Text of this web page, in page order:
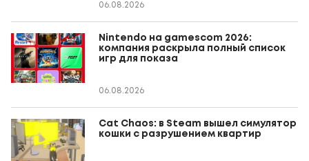
06.08.2026
Nintendo на gamescom 2026:
компания раскрыла полный список
игр для показа
06.08.2026
Cat Chaos: в Steam вышел симулятор
кошки с разрушением квартир